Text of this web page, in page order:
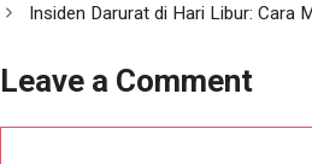
Insiden Darurat di Hari Libur: Cara
Leave a Comment